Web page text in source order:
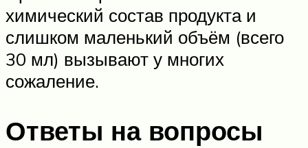
химический состав продукта и
слишком маленький объём (всего
30 мл) вызывают у многих
сожаление.
Ответы на вопросы